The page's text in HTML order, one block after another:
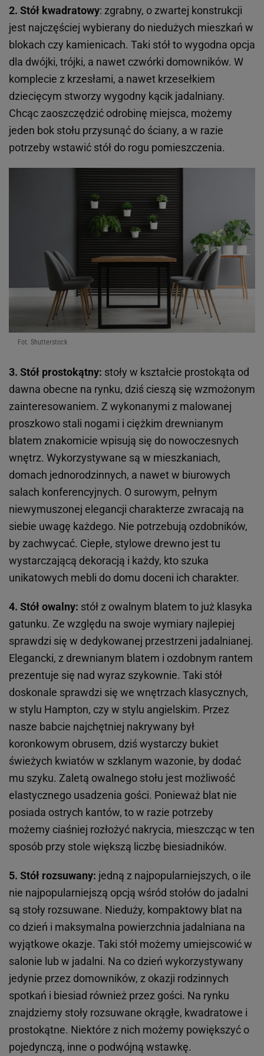
2. Stół kwadratowy: zgrabny, o zwartej konstrukcji
jest najczęściej wybierany do niedużych mieszkań w
blokach czy kamienicach. Taki stół to wygodna opcja
dla dwójki, trójki, a nawet czwórki domowników. W
komplecie z krzesłami, a nawet krzesełkiem
dziecięcym stworzy wygodny kącik jadalniany.
Chcąc zaoszczędzić odrobinę miejsca, możemy
jeden bok stołu przysunąć do ściany, a w razie
potrzeby wstawić stół do rogu pomieszczenia.
Fot. Shutterstock
3. Stół prostokątny: stoły w kształcie prostokąta od
dawna obecne na rynku, dziś cieszą się wzmożonym
zainteresowaniem. Z wykonanymi z malowanej
proszkowo stali nogami i ciężkim drewnianym
blatem znakomicie wpisują się do nowoczesnych
wnętrz. Wykorzystywane są w mieszkaniach,
domach jednorodzinnych, a nawet w biurowych
salach konferencyjnych. O surowym, pełnym
niewymuszonej elegancji charakterze zwracają na
siebie uwagę każdego. Nie potrzebują ozdobników,
by zachwycać. Ciepłe, stylowe drewno jest tu
wystarczającą dekoracją i każdy, kto szuka
unikatowych mebli do domu doceni ich charakter.
4. Stół owalny: stół z owalnym blatem to już klasyka
gatunku. Ze względu na swoje wymiary najlepiej
sprawdzi się w dedykowanej przestrzeni jadalnianej.
Elegancki, z drewnianym blatem i ozdobnym rantem
prezentuje się nad wyraz szykownie. Taki stół
doskonale sprawdzi się we wnętrzach klasycznych,
w stylu Hampton, czy w stylu angielskim. Przez
nasze babcie najchętniej nakrywany był
koronkowym obrusem, dziś wystarczy bukiet
świeżych kwiatów w szklanym wazonie, by dodać
mu szyku. Zaletą owalnego stołu jest możliwość
elastycznego usadzenia gości. Ponieważ blat nie
posiada ostrych kantów, to w razie potrzeby
możemy ciaśniej rozłożyć nakrycia, mieszcząc w ten
sposób przy stole większą liczbę biesiadników.
5. Stół rozsuwany: jedną z najpopularniejszych, o ile
nie najpopularniejszą opcją wśród stołów do jadalni
są stoły rozsuwane. Nieduży, kompaktowy blat na
co dzień i maksymalna powierzchnia jadalniana na
wyjątkowe okazje. Taki stół możemy umiejscowić w
salonie lub w jadalni. Na co dzień wykorzystywany
jedynie przez domowników, z okazji rodzinnych
spotkań i biesiad również przez gości. Na rynku
znajdziemy stoły rozsuwane okrągłe, kwadratowe i
prostokątne. Niektóre z nich możemy powiększyć o
pojedynczą, inne o podwójną wstawkę.